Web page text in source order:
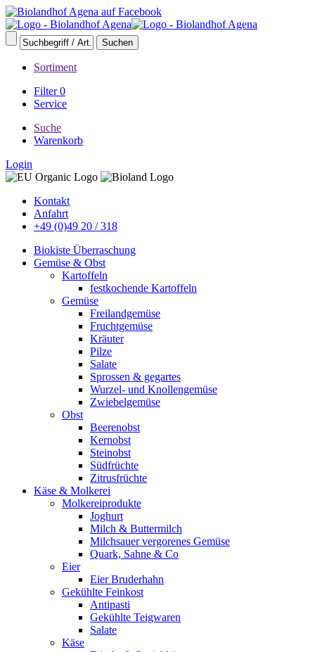
Sortiment
Filter 0
Service
Suche
Warenkorb
Login
Kontakt
Anfahrt
+49 (0)49 20 / 318
Biokiste Überraschung
Gemüse & Obst
Kartoffeln
festkochende Kartoffeln
Gemüse
Freilandgemüse
Fruchtgemüse
Kräuter
Pilze
Salate
Sprossen & gegartes
Wurzel- und Knollengemüse
Zwiebelgemüse
Obst
Beerenobst
Kernobst
Steinobst
Südfrüchte
Zitrusfrüchte
Käse & Molkerei
Molkereiprodukte
Joghurt
Milch & Buttermilch
Milchsauer vergorenes Gemüse
Quark, Sahne & Co
Eier
Eier Bruderhahn
Gekühlte Feinkost
Antipasti
Gekühlte Teigwaren
Salate
Käse